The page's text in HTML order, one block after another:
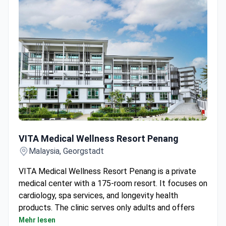
VITA Medical Wellness Resort Penang
Malaysia, Georgstadt
VITA Medical Wellness Resort Penang is a private
medical center with a 175-room resort. It focuses on
cardiology, spa services, and longevity health
products. The clinic serves only adults and offers
stays for retirees.
Mehr lesen